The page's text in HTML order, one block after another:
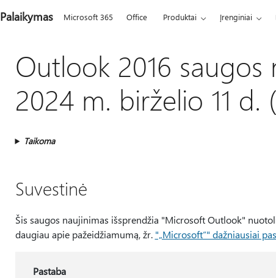
Palaikymas Microsoft 365 Office Produktai Įrenginiai
Outlook 2016 saugos
2024 m. birželio 11 d.
Taikoma
Suvestinė
Šis saugos naujinimas išsprendžia "Microsoft Outlook"
daugiau apie pažeidžiamumą, žr. "„Microsoft“" dažniausiai
Pastaba